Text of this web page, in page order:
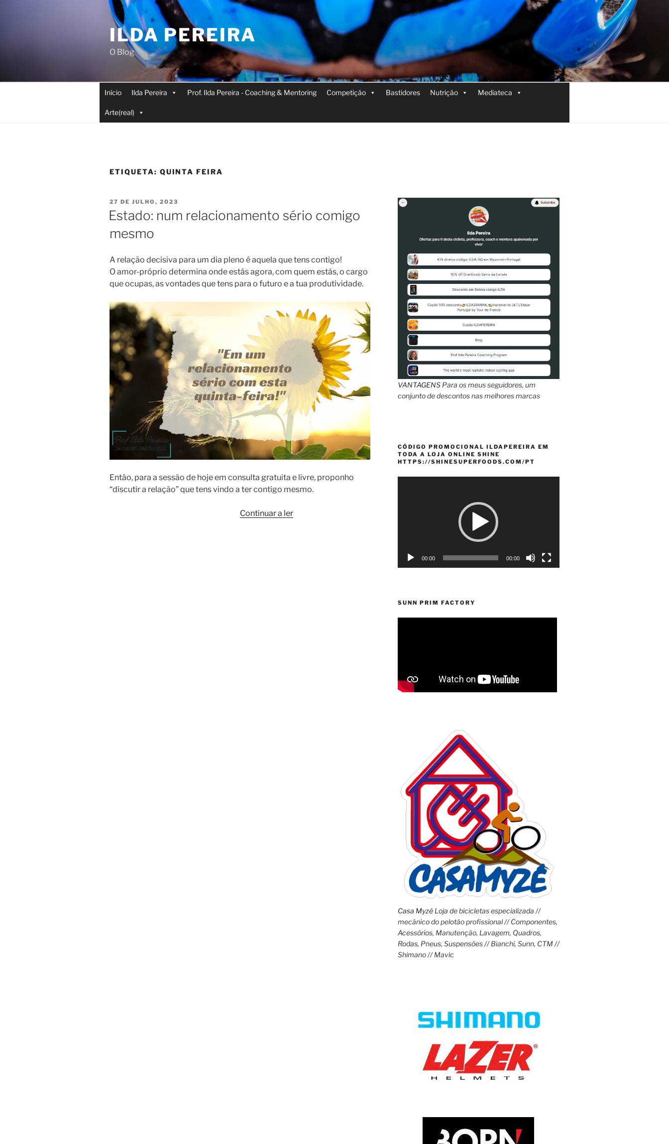
ILDA PEREIRA
O Blog
Início Ilda Pereira Prof. Ilda Pereira - Coaching & Mentoring Competição Bastidores Nutrição Mediateca
Arte(real)
ETIQUETA: QUINTA FEIRA
PUBLICADO
EM
27 DE JULHO, 2023
Estado: num relacionamento sério comigo
mesmo
A relação decisiva para um dia pleno é aquela que tens contigo!
O amor-próprio determina onde estás agora, com quem estás, o cargo
que ocupas, as vontades que tens para o futuro e a tua produtividade.
Então, para a sessão de hoje em consulta gratuita e livre, proponho
“discutir a relação” que tens vindo a ter contigo mesmo.
Continuar a ler“Estado:
VANTAGENSPara os meus seguidores, um
conjunto de descontos nas melhores marcas
CÓDIGO PROMOCIONAL ILDAPEREIRA EM
TODA A LOJA ONLINE SHINE
HTTPS://SHINESUPERFOODS.COM/PT
00:00 00:00
SUNN PRIM FACTORY
Casa MyzéLoja de bicicletas especializada //
mecânico do pelotão profissional // Componentes,
Acessórios, Manutenção, Lavagem, Quadros,
Rodas, Pneus, Suspensões // Bianchi, Sunn, CTM //
Shimano // Mavic